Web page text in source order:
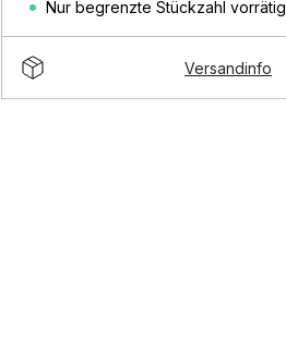
Nur begrenzte Stückzahl vorrätig
Versandinfo